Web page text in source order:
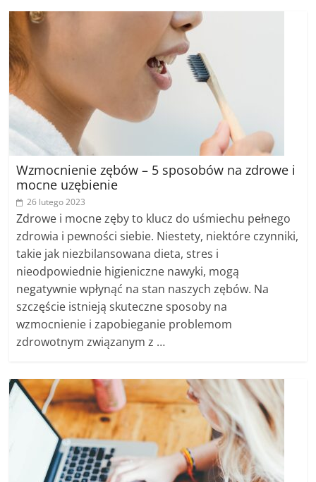
Wzmocnienie zębów – 5 sposobów na zdrowe i
mocne uzębienie
26 lutego 2023
Zdrowe i mocne zęby to klucz do uśmiechu pełnego
zdrowia i pewności siebie. Niestety, niektóre czynniki,
takie jak niezbilansowana dieta, stres i
nieodpowiednie higieniczne nawyki, mogą
negatywnie wpłynąć na stan naszych zębów. Na
szczęście istnieją skuteczne sposoby na
wzmocnienie i zapobieganie problemom
zdrowotnym związanym z …